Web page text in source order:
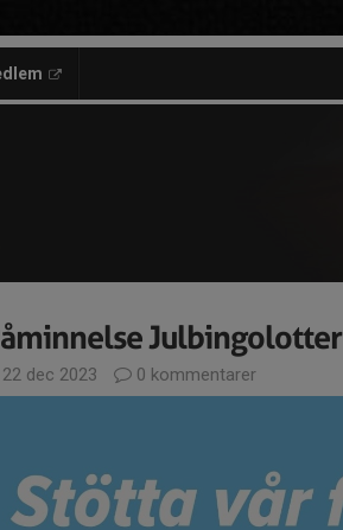
Julbingolotter
22 dec 2023 0 kommentarer